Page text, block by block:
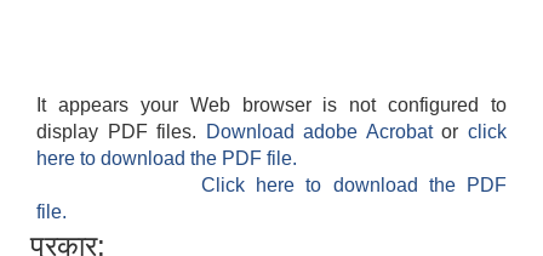
It appears your Web browser is not configured to
display PDF files.
Download adobe Acrobatorclick
here to download the PDF file.
Click here to download the PDF
file.
प्रकार: